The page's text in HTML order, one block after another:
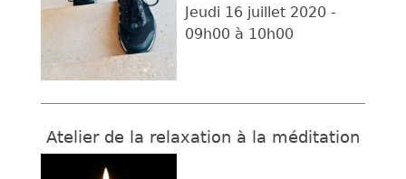
Jeudi 16 juillet 2020 -
09h00 à 10h00
Atelier de la relaxation à la méditation